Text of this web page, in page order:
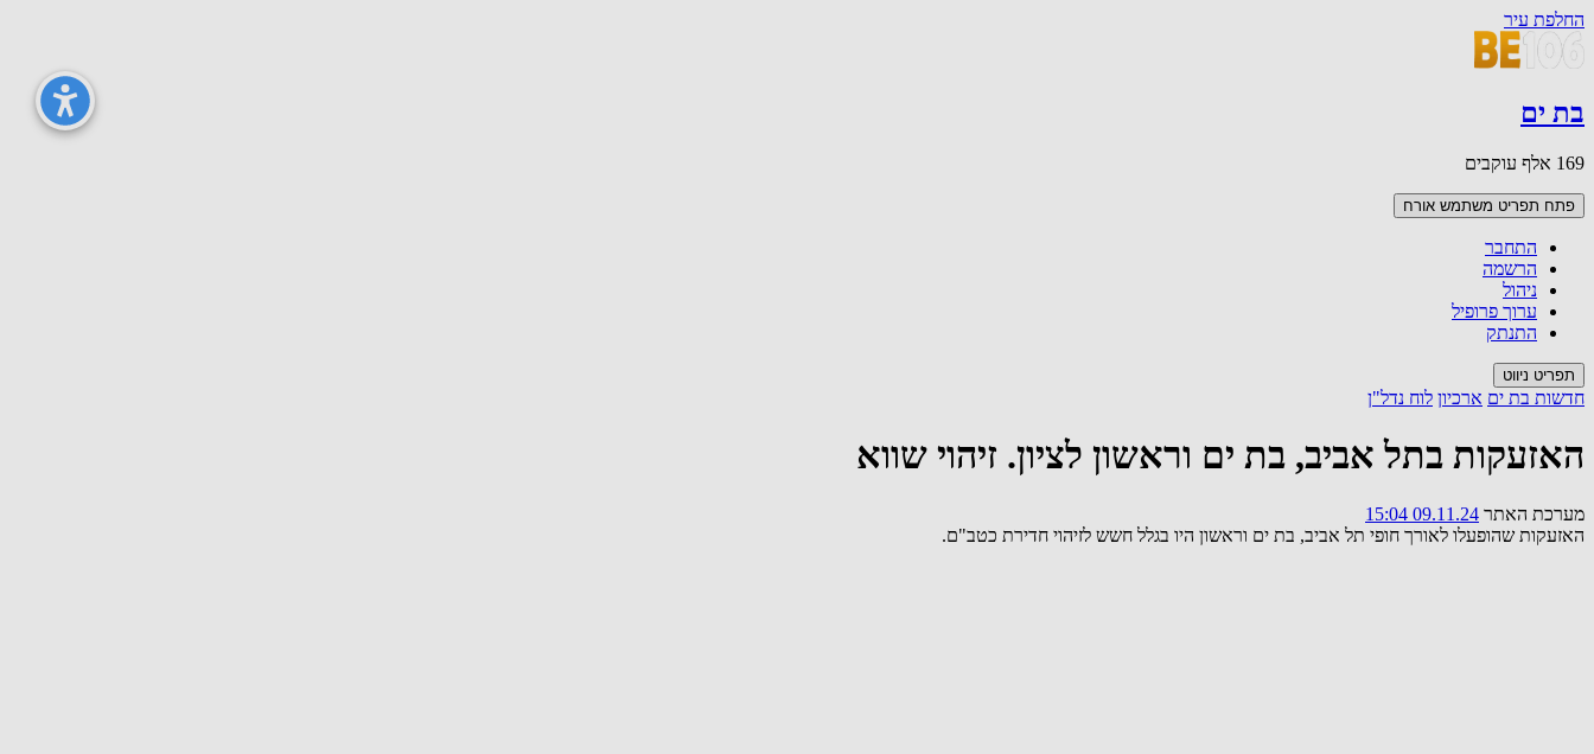
החלפת עיר
בת ים
169 אלף עוקבים
פתח תפריט משתמש אורח
התחבר
הרשמה
ניהול
ערוך פרופיל
התנתק
תפריט ניווט
חדשות בת ים ארכיון לוח נדל"ן
האזעקות בתל אביב, בת ים וראשון לציון. זיהוי שווא
מערכת האתר 09.11.24 15:04
האזעקות שהופעלו לאורך חופי תל אביב, בת ים וראשון היו בגלל חשש לזיהוי חדירת כטב"ם.